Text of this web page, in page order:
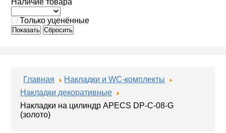
Наличие товара
Только уценённые
Показать Сбросить
Главная
Накладки и WC-комплекты
Накладки декоративные
Накладки на цилиндр APECS DP-C-08-G
(золото)